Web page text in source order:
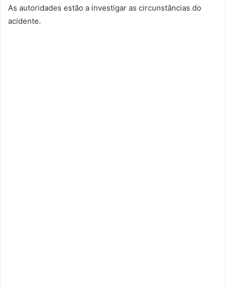
As autoridades estão a investigar as circunstâncias do
acidente.